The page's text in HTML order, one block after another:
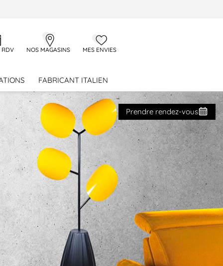
RDV NOS MAGASINS MES ENVIES
FABRICANT ITALIEN
Prendre rendez-vous